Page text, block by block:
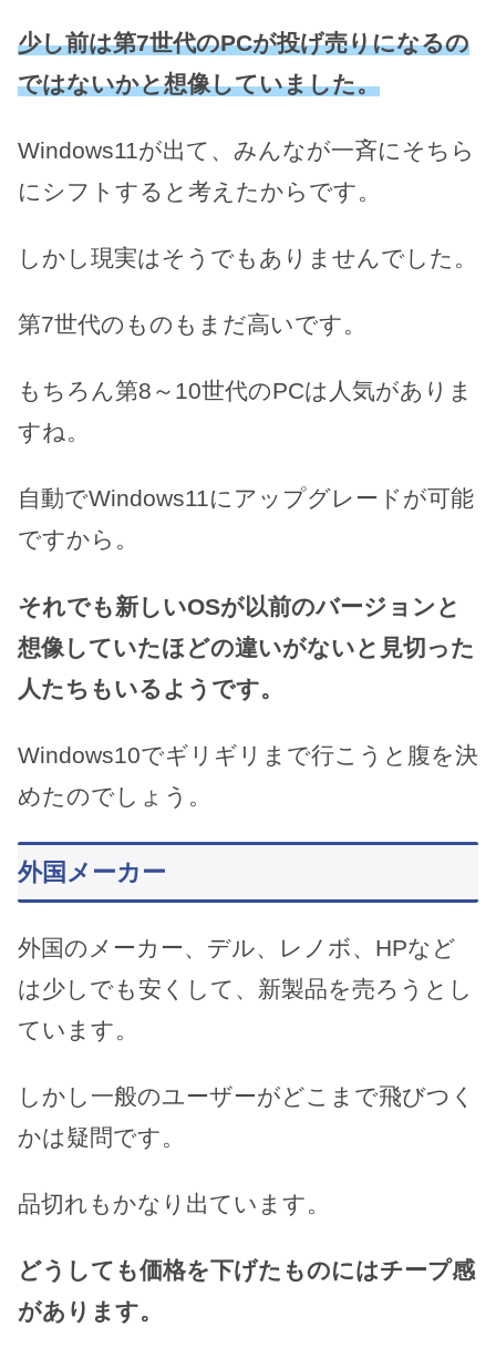
少し前は第7世代のPCが投げ売りになるの
ではないかと想像していました。
Windows11が出て、みんなが一斉にそちら
にシフトすると考えたからです。
しかし現実はそうでもありませんでした。
第7世代のものもまだ高いです。
もちろん第8～10世代のPCは人気がありま
すね。
自動でWindows11にアップグレードが可能
ですから。
それでも新しいOSが以前のバージョンと
想像していたほどの違いがないと見切った
人たちもいるようです。
Windows10でギリギリまで行こうと腹を決
めたのでしょう。
外国メーカー
外国のメーカー、デル、レノボ、HPなど
は少しでも安くして、新製品を売ろうとし
ています。
しかし一般のユーザーがどこまで飛びつく
かは疑問です。
品切れもかなり出ています。
どうしても価格を下げたものにはチープ感
があります。